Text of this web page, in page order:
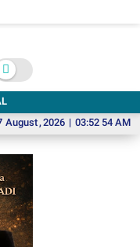
August,2026 | 03:52 55 AM
Negeri Mie Ayam Hot